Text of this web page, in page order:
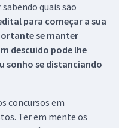
quais são
para começar a sua
se manter
descuido pode lhe
sonho se distanciando
concursos em
Ter em mente os